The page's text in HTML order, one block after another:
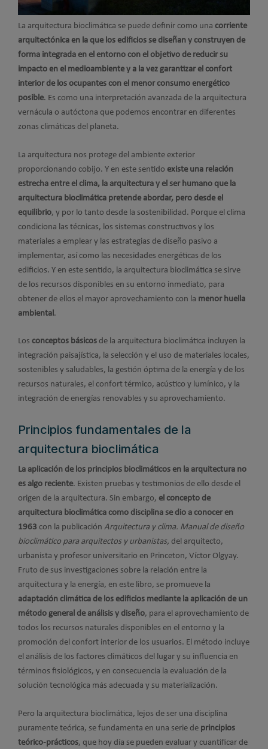
La arquitectura bioclimática se puede definir como una corriente
arquitectónica en la que los edificios se diseñan y construyen de
forma integrada en el entorno con el objetivo de reducir su
impacto en el medioambiente y a la vez garantizar el confort
interior de los ocupantes con el menor consumo energético
posible. Es como una interpretación avanzada de la arquitectura
vernácula o autóctona que podemos encontrar en diferentes
zonas climáticas del planeta.
La arquitectura nos protege del ambiente exterior
proporcionando cobijo. Y en este sentido existe una relación
estrecha entre el clima, la arquitectura y el ser humano que la
arquitectura bioclimática pretende abordar, pero desde el
equilibrio, y por lo tanto desde la sostenibilidad. Porque el clima
condiciona las técnicas, los sistemas constructivos y los
materiales a emplear y las estrategias de diseño pasivo a
implementar, así como las necesidades energéticas de los
edificios. Y en este sentido, la arquitectura bioclimática se sirve
de los recursos disponibles en su entorno inmediato, para
obtener de ellos el mayor aprovechamiento con la menor huella
ambiental .
Los conceptos básicos de la arquitectura bioclimática incluyen la
integración paisajística, la selección y el uso de materiales locales,
sostenibles y saludables, la gestión óptima de la energía y de los
recursos naturales, el confort térmico, acústico y lumínico, y la
integración de energías renovables y su aprovechamiento.
Principios fundamentales de la
arquitectura bioclimática
La aplicación de los principios bioclimáticos en la arquitectura no
es algo reciente. Existen pruebas y testimonios de ello desde el
origen de la arquitectura. Sin embargo, el concepto de
arquitectura bioclimática como disciplina se dio a conocer en
1963 con la publicación Arquitectura y clima. Manual de diseño
bioclimático para arquitectos y urbanistas, del arquitecto,
urbanista y profesor universitario en Princeton, Víctor Olgyay.
Fruto de sus investigaciones sobre la relación entre la
arquitectura y la energía, en este libro, se promueve la
adaptación climática de los edificios mediante la aplicación de un
método general de análisis y diseño, para el aprovechamiento de
todos los recursos naturales disponibles en el entorno y la
promoción del confort interior de los usuarios. El método incluye
el análisis de los factores climáticos del lugar y su influencia en
términos fisiológicos, y en consecuencia la evaluación de la
solución tecnológica más adecuada y su materialización.
Pero la arquitectura bioclimática, lejos de ser una disciplina
puramente teórica, se fundamenta en una serie de principios
teórico-prácticos, que hoy día se pueden evaluar y cuantificar de